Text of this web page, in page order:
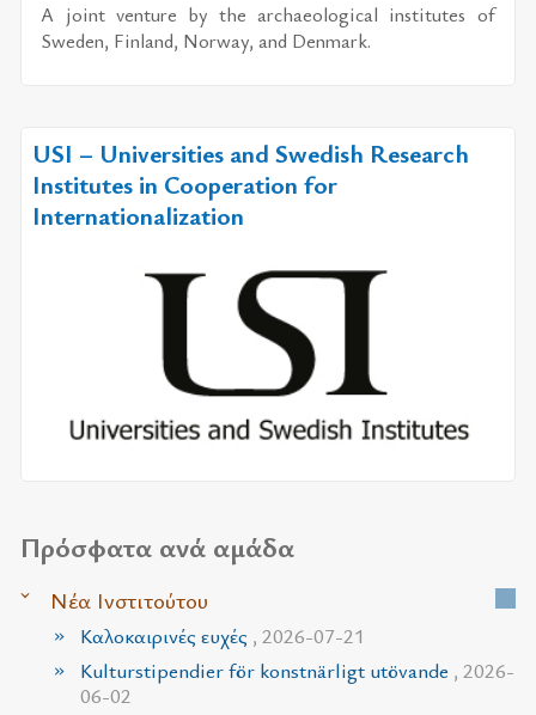
A joint venture by the archaeological institutes of
Sweden, Finland, Norway, and Denmark.
USI – Universities and Swedish Research
Institutes in Cooperation for
Internationalization
Πρόσφατα ανά αμάδα
Νέα Ινστιτούτου
Καλοκαιρινές ευχές , 2026-07-21
Kulturstipendier för konstnärligt utövande , 2026-
06-02